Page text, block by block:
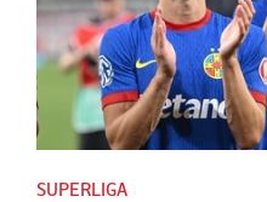
SUPERLIGA